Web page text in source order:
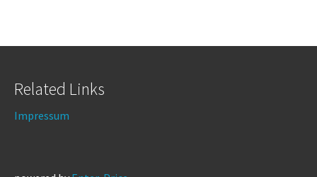
Related Links
Impressum